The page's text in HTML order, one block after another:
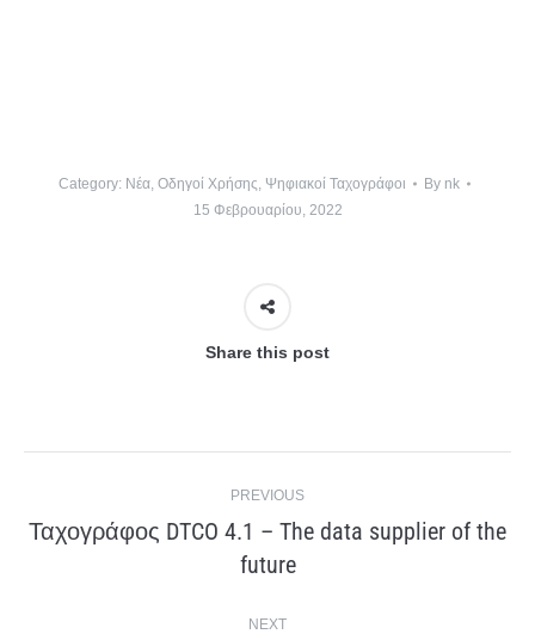
Category: Νέα, Οδηγοί Χρήσης Ψηφιακοί Ταχογράφοι By nk
15 Φεβρουαρίου, 2022
Share this post
navigation
PREVIOUS
Ταχογράφος DTCO 4.1 – The data supplier of the
future
NEXT